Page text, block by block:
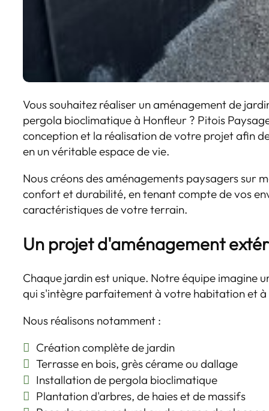
Vous souhaitez réaliser un aménagement de
pergola bioclimatique à Honfleur ? Pitois
conception et la réalisation de votre projet afin
en un véritable espace de vie.
Nous créons des aménagements paysagers sur
confort et durabilité, en tenant compte de vos
caractéristiques de votre terrain.
Un projet d'aménagement
Chaque jardin est unique. Notre équipe imagine
qui s'intègre parfaitement à votre habitation et
Nous réalisons notamment :
Création complète de jardin
Terrasse en bois, grès cérame ou dallage
Installation de pergola bioclimatique
Plantation d'arbres, de haies et de massifs